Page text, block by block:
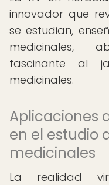
innovador que
se estudian,
medicinales,
fascinante al
medicinales.
Aplicaciones
en el estudio
medicinales
La realidad